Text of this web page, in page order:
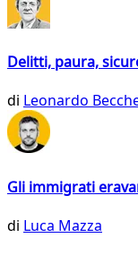
Delitti, paura,
di Leonardo
Gli immigrati
di Luca Mazza